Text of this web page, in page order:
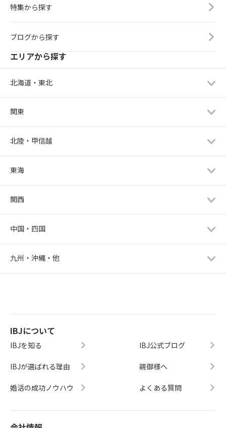
特集から探す
ブログから探す
エリアから探す
北海道・東北
関東
北陸・甲信越
東海
関西
中国・四国
九州・沖縄・他
IBJについて
IBJを知る
IBJが選ばれる理由
婚活の成功ノウハウ
IBJ公式ブログ
親御様へ
よくある質問